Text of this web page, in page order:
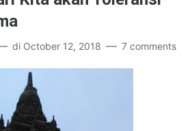
di October 12, 2018 7 comments